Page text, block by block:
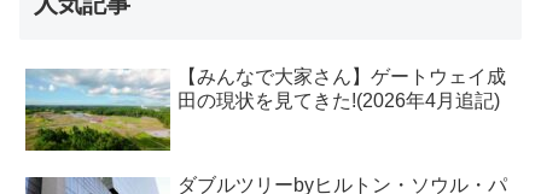
【みんなで大家さん】ゲートウェイ成
田の現状を見てきた!(2026年4月追記)
ダブルツリーbyヒルトン・ソウル・パ